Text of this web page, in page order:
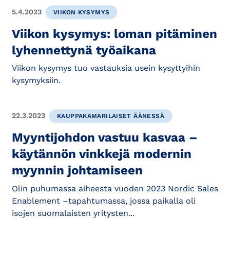
5.4.2023 VIIKON KYSYMYS
Viikon kysymys: loman pitäminen
lyhennettynä työaikana
Viikon kysymys tuo vastauksia usein kysyttyihin
kysymyksiin.
22.3.2023 KAUPPAKAMARILAISET ÄÄNESSÄ
Myyntijohdon vastuu kasvaa –
käytännön vinkkejä modernin
myynnin johtamiseen
Olin puhumassa aiheesta vuoden 2023 Nordic Sales
Enablement –tapahtumassa, jossa paikalla oli
isojen suomalaisten yritysten...